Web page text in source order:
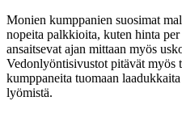
Monien kumppanien suosimat
nopeita palkkioita, kuten hinta per
ansaitsevat ajan mittaan myös
Vedonlyöntisivustot pitävät myös
kumppaneita tuomaan
lyömistä.